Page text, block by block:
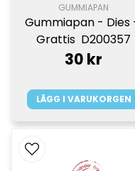
GUMMIAPAN
Gummiapan - Dies
Grattis  D200357
30 kr
LÄGG I VARUKORGEN